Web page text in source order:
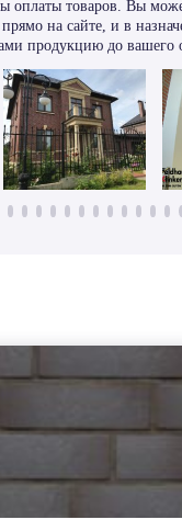
оплаты товаров. Вы
на сайте, и в
продукцию до вашего